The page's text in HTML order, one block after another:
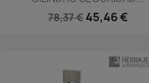
78,37 € 45,46 €